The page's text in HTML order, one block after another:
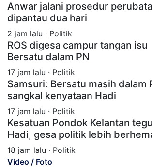
Anwar jalani prosedur
dipantau dua hari
2 jam lalu · Politik
ROS digesa campur tangan isu
Bersatu dalam PN
17 jam lalu · Politik
Samsuri: Bersatu masih dalam
sangkal kenyataan Hadi
17 jam lalu · Politik
Kesatuan Pondok Kelantan
Hadi, gesa politik lebih
18 jam lalu · Politik
Video / Foto